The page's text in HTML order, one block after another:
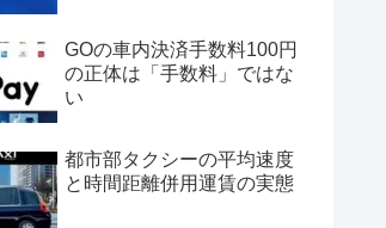
GOの車内決済手数料100円
の正体は「手数料」ではな
い
都市部タクシーの平均速度
と時間距離併用運賃の実態